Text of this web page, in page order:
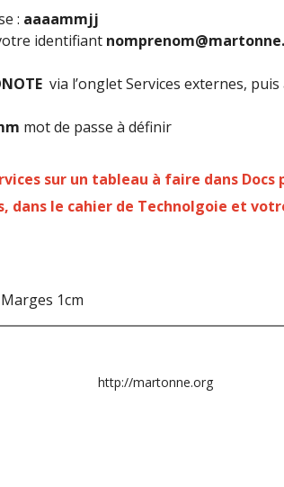
: aaaammjj
identifiant
via l’onglet Services externes,
mot de passe à définir
sur un tableau à faire dans Docs
dans le cahier de Technolgoie et
1cm
http://martonne.org